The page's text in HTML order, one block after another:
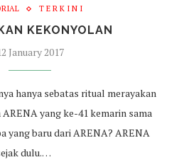
T E R K I N I
KEKONYOLAN
January 2017
hanya sebatas ritual merayakan
yang ke-41 kemarin sama
yang baru dari ARENA? ARENA
dulu.…